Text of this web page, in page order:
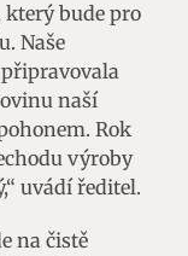
který bude pro
Naše
naší
Rok
výroby
uvádí ředitel.
na čistě